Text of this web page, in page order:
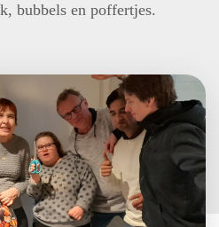
bubbels en poffertjes.